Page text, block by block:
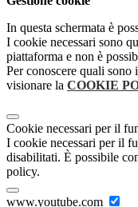
In questa schermata è
I cookie necessari sono
piattaforma e non è
Per conoscere quali sono
visionare la COOKIE
Cookie necessari per il
I cookie necessari per il
disabilitati. È possibile
policy.
www.youtube.com